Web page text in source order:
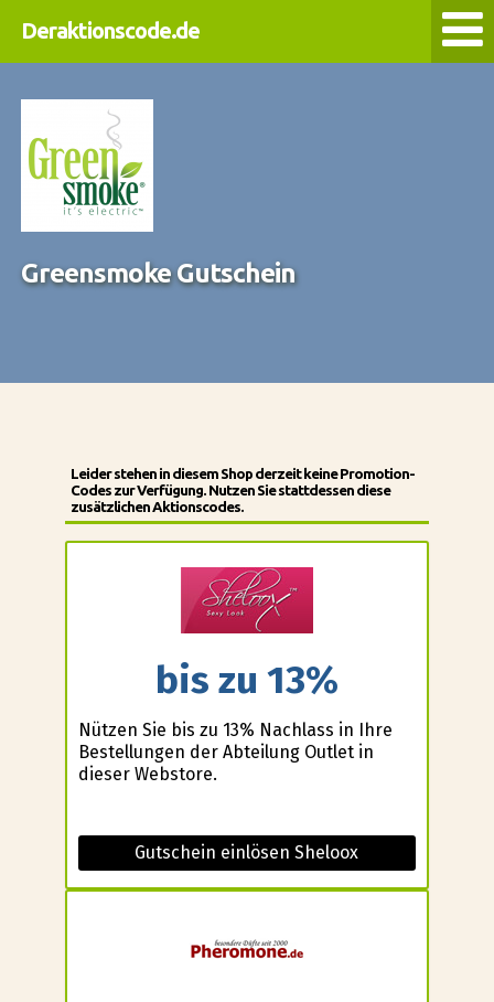
Deraktionscode.de
Greensmoke Gutschein
Leider stehen in diesem Shop derzeit keine Promotion-
Codes zur Verfügung. Nutzen Sie stattdessen diese
zusätzlichen Aktionscodes.
bis zu 13%
Nützen Sie bis zu 13% Nachlass in Ihre
Bestellungen der Abteilung Outlet in
dieser Webstore.
Gutschein einlösen Sheloox